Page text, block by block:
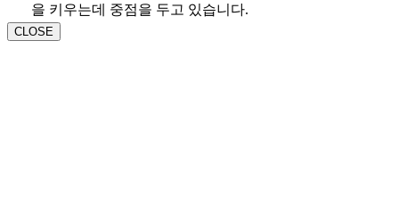
을 키우는데 중점을 두고 있습니다.
CLOSE